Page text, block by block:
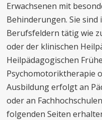
Erwachsenen mit
Behinderungen. Sie sind
Berufsfeldern tätig wie
oder der klinischen
Heilpädagogischen
Psychomotoriktherapie
Ausbildung erfolgt an
oder an
folgenden Seiten